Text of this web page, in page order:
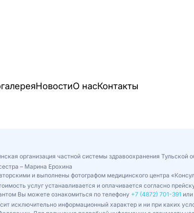
НовостиО насКонтакты
организация частной системы здравоохранения Тульской
– Марина Ерохина
и выполнены фотографом медицинского центра
услуг устанавливается и оплачивается согласно
Вы можете ознакомиться по телефону +7 (4872) 701-391
исключительно информационный характер и ни при каких